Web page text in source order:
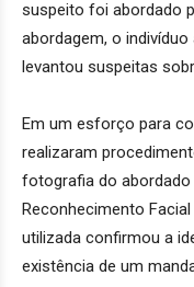
suspeito foi abordado
abordagem, o
levantou suspeitas
Em um esforço para
realizaram
fotografia do
Reconhecimento
utilizada confirmou a
existência de um